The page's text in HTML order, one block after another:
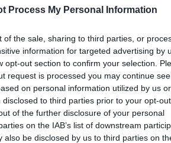
Process My Personal Information
of the sale, sharing to third parties, or
information for targeted advertising by
opt-out section to confirm your selection.
request is processed you may continue
on personal information utilized by us or
to third parties prior to your opt-
of the further disclosure of your personal
on the IAB’s list of downstream
also be disclosed by us to third parties on
zdarzenia.